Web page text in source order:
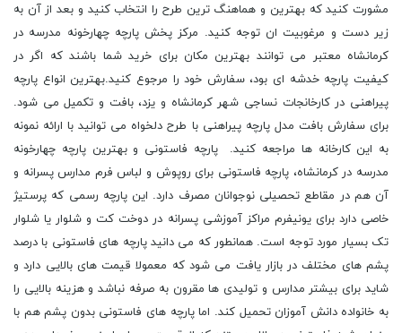
مشورت کنید که بهترین و هماهنگ ترین طرح را انتخاب کنید و بعد از آن به
زیر دست و مرغوبیت ان توجه کنید. مرکز پخش پارچه چهارخونه مدرسه در
کرمانشاه معتبر می توانند بهترین مکان برای خرید شما باشند که اگر در
کیفیت پارچه خدشه ای بود، سفارش خود را مرجوع کنید.بهترین انواع پارچه
پیراهنی در کارخانجات نساجی شهر کرمانشاه و یزد، بافت و تکمیل می شود.
برای سفارش بافت مدل پارچه پیراهنی با طرح دلخواه می توانید با ارائه نمونه
به این کارخانه ها مراجعه کنید. پارچه فاستونی و بهترین پارچه چهارخونه
مدرسه در کرمانشاه، پارچه فاستونی برای روپوش و لباس فرم مدارس پسرانه و
آن هم در مقاطع تحصیلی نوجوانان مصرف دارد. این پارچه رسمی که پرستیژ
خاصی دارد برای یونیفرم مراکز آموزشی پسرانه در دوخت کت و شلوار یا شلوار
تک بسیار مورد توجه است. همانطور که می دانید پارچه های فاستونی با درصد
پشم های مختلف در بازار یافت می شود که معمولا قیمت های بالایی دارد و
شاید برای بیشتر مدارس و تولیدی ها مقرون به صرفه نباشد و هزینه بالایی را
به خانواده دانش آموزان تحمیل کند. اما پارچه های فاستونی بدون پشم هم با